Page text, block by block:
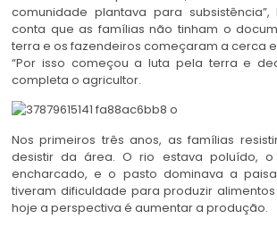
comunidade plantava para subsistência”,
conta que as famílias não tinham o
terra e os fazendeiros começaram a cerca
“Por isso começou a luta pela terra e
completa o agricultor.
Nos primeiros três anos, as famílias
desistir da área. O rio estava poluído,
encharcado, e o pasto dominava a
tiveram dificuldade para produzir
hoje a perspectiva é aumentar a produção.